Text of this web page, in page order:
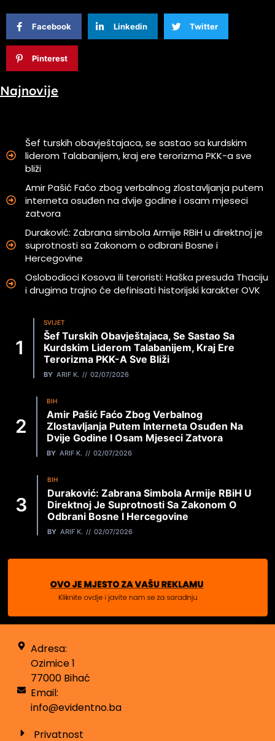
Facebook Linkedin Twitter
Pinterest
Najnovije
Šef turskih obavještajaca, se sastao sa kurdskim
liderom Talabanijem, kraj ere terorizma PKK-a sve
bliži
Amir Pašić Faćo zbog verbalnog zlostavljanja putem
interneta osuđen na dvije godine i osam mjeseci
zatvora
Duraković: Zabrana simbola Armije RBiH u direktnoj je
suprotnosti sa Zakonom o odbrani Bosne i
Hercegovine
Oslobodioci Kosova ili teroristi: Haška presuda Thaciju
i drugima trajno će definisati historijski karakter OVK
SVIJET
Šef Turskih Obavještajaca, Se Sastao Sa
Kurdskim Liderom Talabanijem, Kraj Ere
Terorizma PKK-A Sve Bliži
BY ARIF K. 02/07/2026
BIH
Amir Pašić Faćo Zbog Verbalnog
Zlostavljanja Putem Interneta Osuđen Na
Dvije Godine I Osam Mjeseci Zatvora
BY ARIF K. 02/07/2026
BIH
Duraković: Zabrana Simbola Armije RBiH U
Direktnoj Je Suprotnosti Sa Zakonom O
Odbrani Bosne I Hercegovine
BY ARIF K. 02/07/2026
Adresa:
Ozimice 1
77000 Bihać
Email:
info@evidentno.ba
Privatnost